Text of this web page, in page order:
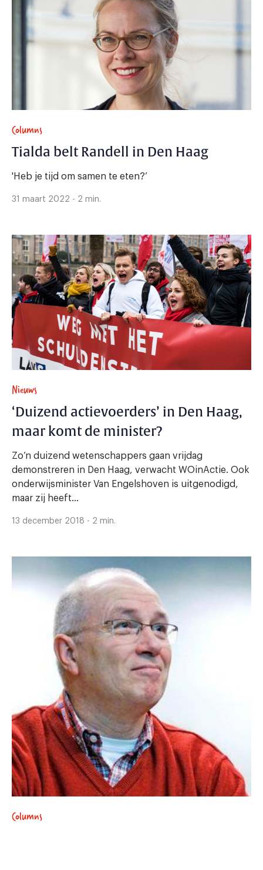
Columns
Tialda belt Randell in Den Haag
'Heb je tijd om samen te eten?’
31 maart 2022 - 2 min.
Nieuws
‘Duizend actievoerders’ in Den Haag,
maar komt de minister?
Zo’n duizend wetenschappers gaan vrijdag
demonstreren in Den Haag, verwacht WOinActie. Ook
onderwijsminister Van Engelshoven is uitgenodigd,
maar zij heeft...
13 december 2018 - 2 min.
Columns